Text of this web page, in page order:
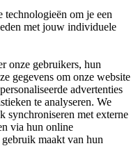
technologieën om je een
met jouw individuele
onze gebruikers, hun
gegevens om onze website
advertenties
te analyseren. We
synchroniseren met externe
via hun online
maakt van hun